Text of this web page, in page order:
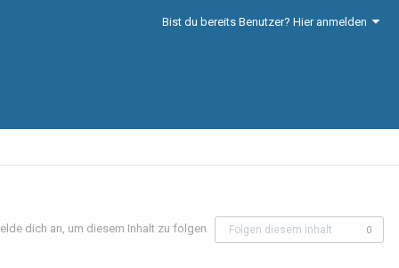
Bist du bereits Benutzer? Hier anmelden
dich an, um diesem Inhalt zu folgen Folgen diesem Inhalt 0